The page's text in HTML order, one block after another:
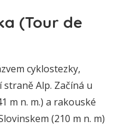
(Tour de
cyklostezky,
Alp. Začíná u
m n. m.) a rakouské
(210 m n. m)